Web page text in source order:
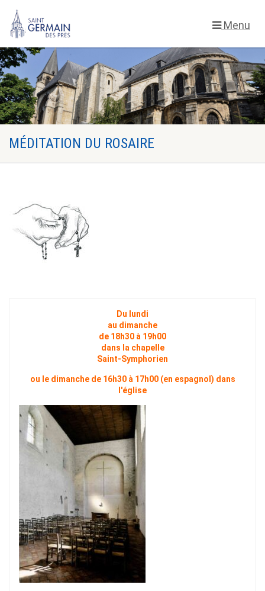
Menu
MÉDITATION DU ROSAIRE
Du lundi
au dimanche
de 18h30 à 19h00
dans la chapelle
Saint-Symphorien
ou le dimanche de 16h30 à 17h00 (en espagnol) dans
l'église